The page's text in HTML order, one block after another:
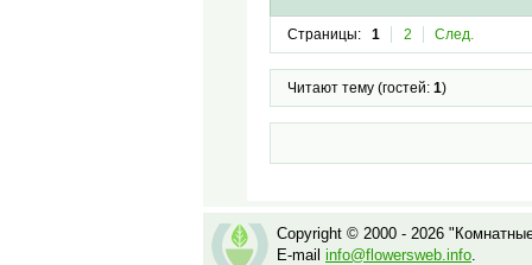
Страницы: 1 2 След.
Читают тему (гостей: 1)
Copyright © 2000 - 2026
E-mail info@flowersweb.info.